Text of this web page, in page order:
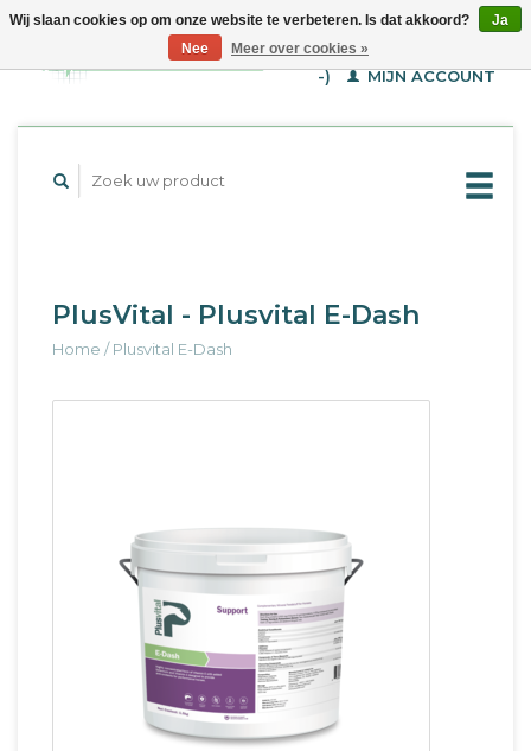
WINKELWAGEN (€--,-
-)
MIJN ACCOUNT
PlusVital - Plusvital E-Dash
Home /Plusvital E-Dash
Wij slaan cookies op om onze website te verbeteren. Is dat akkoord?
Ja
Nee
Meer over cookies »